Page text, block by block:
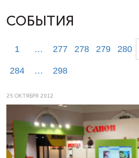
СОБЫТИЯ
1 … 277 278 279 280
284 … 298
25 ОКТЯБРЯ 2012